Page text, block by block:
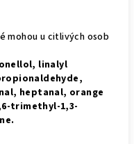
mohou u citlivých osob
linalyl
heptanal, orange
trimethyl-1,3-